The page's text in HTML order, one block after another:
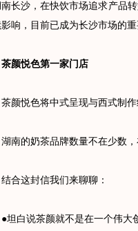
长沙，在快饮市场追求产品
响，目前已成为长沙市场的
悦色第一家门店
悦色将中式呈现与西式制作
的奶茶品牌数量不在少数，
这封信我们来聊聊：
白说茶颜就不是在一个伟大创